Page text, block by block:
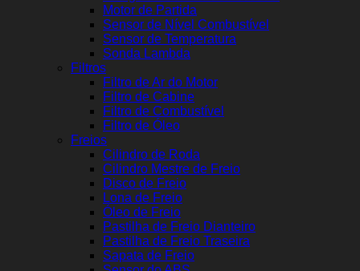
Motor de Partida
Sensor de Nível Combustível
Sensor de Temperatura
Sonda Lambda
Filtros
Filtro de Ar do Motor
Filtro de Cabine
Filtro de Combustível
Filtro de Óleo
Freios
Cilindro de Roda
Cilindro Mestre de Freio
Disco de Freio
Lona de Freio
Óleo de Freio
Pastilha de Freio Dianteiro
Pastilha de Freio Traseira
Sapata de Freio